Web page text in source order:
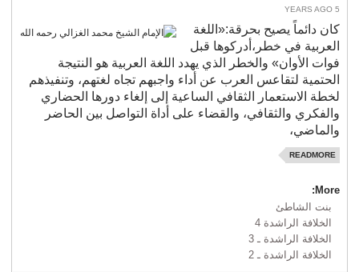
5 YEARS AGO
كان دائماً يصيح بحرقة:«اللغة
العربية في خطر،أدركوها قبل
فوات الأوان» والخطر الذي يهدد اللغة العربية هو النتيجة
الحتمية لتقاعس العرب عن أداء واجبهم تجاه لغتهم، وتنفيذهم
لخطة الاستعمار الثقافي الساعية إلى إلغاء دورها الحضاري
والفكري والثقافي، والقضاء على أداة التواصل بين الحاضر
والماضي،
READMORE
More:
بنت الشاطئ
الخلافة الراشدة 4
الخلافة الراشدة ـ 3
الخلافة الراشدة ـ 2